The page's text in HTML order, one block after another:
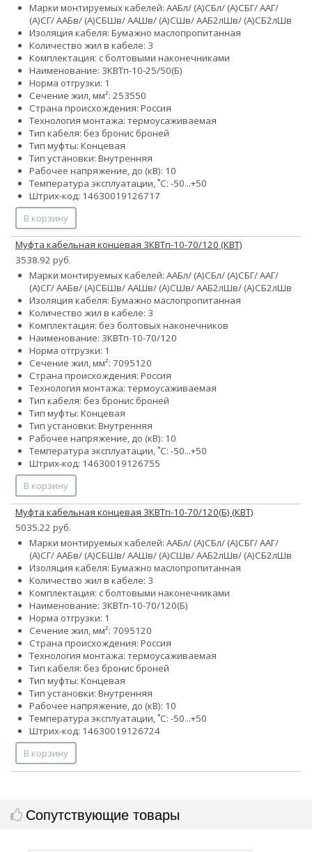
Марки монтируемых кабелей: ААБл/ (А)СБл/ (А)СБГ/ ААГ/
(А)СГ/ ААБв/ (А)СБШв/ ААШв/ (А)СШв/ ААБ2лШв/ (А)СБ2лШв
Изоляция кабеля: Бумажно маслопропитанная
Количество жил в кабеле: 3
Комплектация: с болтовыми наконечниками
Наименование: 3КВТп-10-25/50(Б)
Норма отгрузки: 1
Сечение жил, мм²: 253550
Страна происхождения: Россия
Технология монтажа: термоусаживаемая
Тип кабеля: без бронис броней
Тип муфты: Концевая
Тип установки: Внутренняя
Рабочее напряжение, до (кВ): 10
Температура эксплуатации, ˚С: -50...+50
Штрих-код: 14630019126717
В корзину
Муфта кабельная концевая 3КВТп-10-70/120 (КВТ)
3538.92 руб.
Марки монтируемых кабелей: ААБл/ (А)СБл/ (А)СБГ/ ААГ/
(А)СГ/ ААБв/ (А)СБШв/ ААШв/ (А)СШв/ ААБ2лШв/ (А)СБ2лШв
Изоляция кабеля: Бумажно маслопропитанная
Количество жил в кабеле: 3
Комплектация: без болтовых наконечников
Наименование: 3КВТп-10-70/120
Норма отгрузки: 1
Сечение жил, мм²: 7095120
Страна происхождения: Россия
Технология монтажа: термоусаживаемая
Тип кабеля: без бронис броней
Тип муфты: Концевая
Тип установки: Внутренняя
Рабочее напряжение, до (кВ): 10
Температура эксплуатации, ˚С: -50...+50
Штрих-код: 14630019126755
В корзину
Муфта кабельная концевая 3КВТп-10-70/120(Б) (КВТ)
5035.22 руб.
Марки монтируемых кабелей: ААБл/ (А)СБл/ (А)СБГ/ ААГ/
(А)СГ/ ААБв/ (А)СБШв/ ААШв/ (А)СШв/ ААБ2лШв/ (А)СБ2лШв
Изоляция кабеля: Бумажно маслопропитанная
Количество жил в кабеле: 3
Комплектация: с болтовыми наконечниками
Наименование: 3КВТп-10-70/120(Б)
Норма отгрузки: 1
Сечение жил, мм²: 7095120
Страна происхождения: Россия
Технология монтажа: термоусаживаемая
Тип кабеля: без бронис броней
Тип муфты: Концевая
Тип установки: Внутренняя
Рабочее напряжение, до (кВ): 10
Температура эксплуатации, ˚С: -50...+50
Штрих-код: 14630019126724
В корзину
Сопутствующие товары